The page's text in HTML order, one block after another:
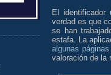
El
verdad es que
se han
estafa. La
algunas
valoración de la